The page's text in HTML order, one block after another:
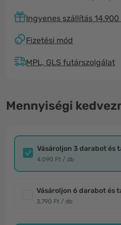
Ingyenes szállítás
Fizetési mód
MPL, GLS futárszolgálat
Mennyiségi
Vásároljon 3 darabot és
4.090 Ft / db
Vásároljon 6 darabot és
3.790 Ft / db